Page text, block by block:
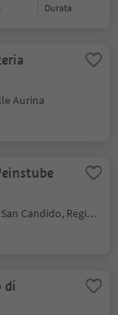
durata
Aurina
Prato alla Drava, San Candido, Regione dolomitica 3 Cime
di